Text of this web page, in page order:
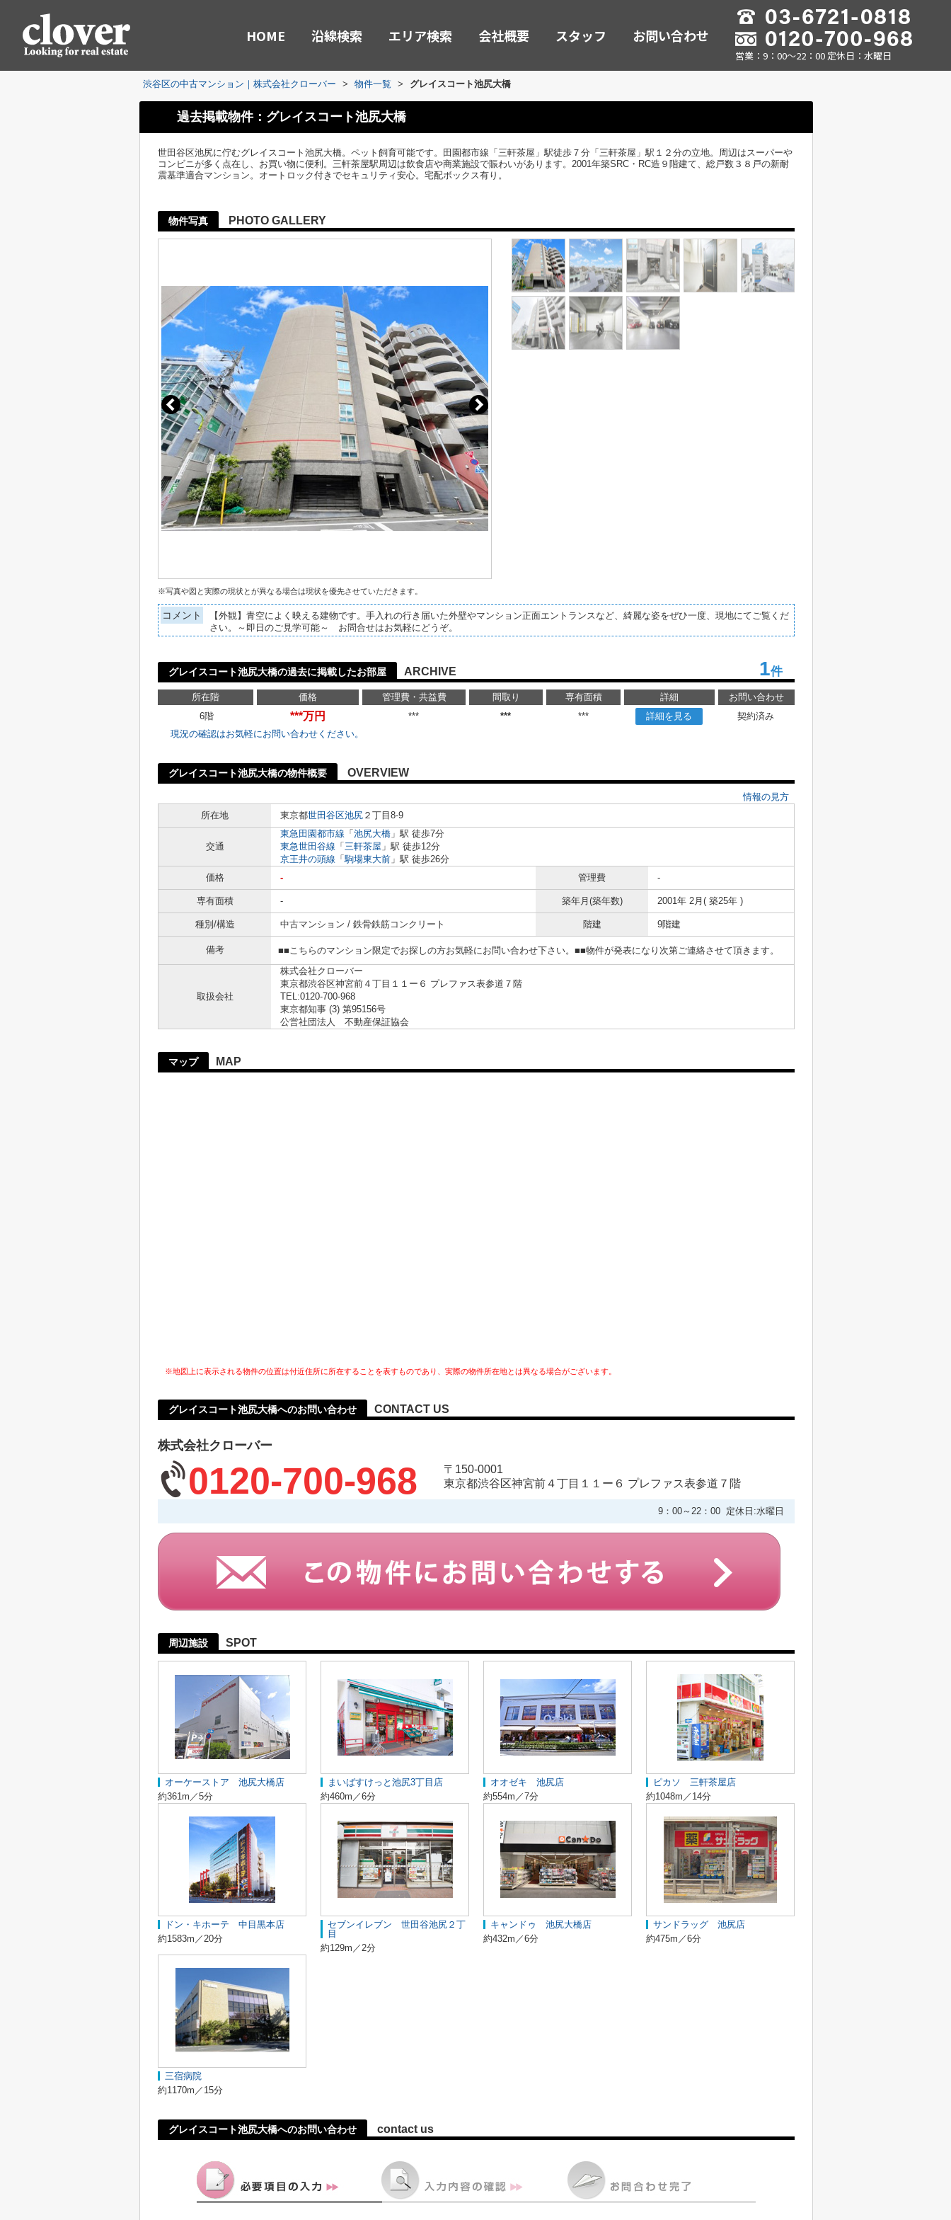
HOME 沿線検索 エリア検索 会社概要 スタッフ お問い合わせ
営業：9：00～22：00 定休日：水曜日
渋谷区の中古マンション｜株式会社クローバー > 物件一覧 > グレイスコート池尻大橋
過去掲載物件：グレイスコート池尻大橋
世田谷区池尻に佇むグレイスコート池尻大橋。ペット飼育可能です。田園都市線「三軒茶屋」駅徒歩７分「三軒茶屋」駅１２分の立地。周辺はスーパーや
コンビニが多く点在し、お買い物に便利。三軒茶屋駅周辺は飲食店や商業施設で賑わいがあります。2001年築SRC・RC造９階建て、総戸数３８戸の新耐
震基準適合マンション。オートロック付きでセキュリティ安心。宅配ボックス有り。
物件写真 PHOTO GALLERY
※写真や図と実際の現状とが異なる場合は現状を優先させていただきます。
コメント
【外観】青空によく映える建物です。手入れの行き届いた外壁やマンション正面エントランスなど、綺麗な姿をぜひ一度、現地にてご覧くだ
さい。～即日のご見学可能～ お問合せはお気軽にどうぞ。
グレイスコート池尻大橋の過去に掲載したお部屋 ARCHIVE 1件
所在階 価格 管理費・共益費 間取り 専有面積 詳細
お問い合わせ
6階
***万円 *** *** *** 詳細を見る
契約済み
現況の確認はお気軽にお問い合わせください。
グレイスコート池尻大橋の物件概要 OVERVIEW
情報の見方
所在地
東京都世田谷区池尻 ２丁目8-9
交通
東急田園都市線 「 池尻大橋 」駅 徒歩7分
東急世田谷線 「 三軒茶屋 」駅 徒歩12分
京王井の頭線 「駒場東大前 」駅 徒歩26分
価格
- 管理費 -
専有面積 - 築年月(築年数) 2001年 2月( 築25年 )
種別/構造 中古マンション / 鉄骨鉄筋コンクリート 階建 9階建
備考 ■■こちらのマンション限定でお探しの方お気軽にお問い合わせ下さい。■■物件が発表になり次第ご連絡させて頂きます。
取扱会社
株式会社クローバー
東京都渋谷区神宮前４丁目１１ー６ プレファス表参道７階
TEL:0120-700-968
東京都知事 (3) 第95156号
公営社団法人 不動産保証協会
マップ MAP
※地図上に表示される物件の位置は付近住所に所在することを表すものであり、実際の物件所在地とは異なる場合がございます。
グレイスコート池尻大橋へのお問い合わせ CONTACT US
株式会社クローバー
0120-700-968
〒150-0001
東京都渋谷区神宮前４丁目１１ー６ プレファス表参道７階
9：00～22：00 定休日:水曜日
周辺施設 SPOT
オーケーストア 池尻大橋店
約361m／5分
まいばすけっと池尻3丁目店
約460m／6分
オオゼキ 池尻店
約554m／7分
ピカソ 三軒茶屋店
約1048m／14分
ドン・キホーテ 中目黒本店
約1583m／20分
セブンイレブン 世田谷池尻２丁
目
約129m／2分
キャンドゥ 池尻大橋店
約432m／6分
サンドラッグ 池尻店
約475m／6分
三宿病院
約1170m／15分
グレイスコート池尻大橋へのお問い合わせ contact us